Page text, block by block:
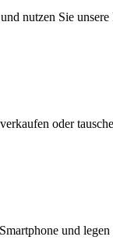
nutzen Sie unsere
oder
und